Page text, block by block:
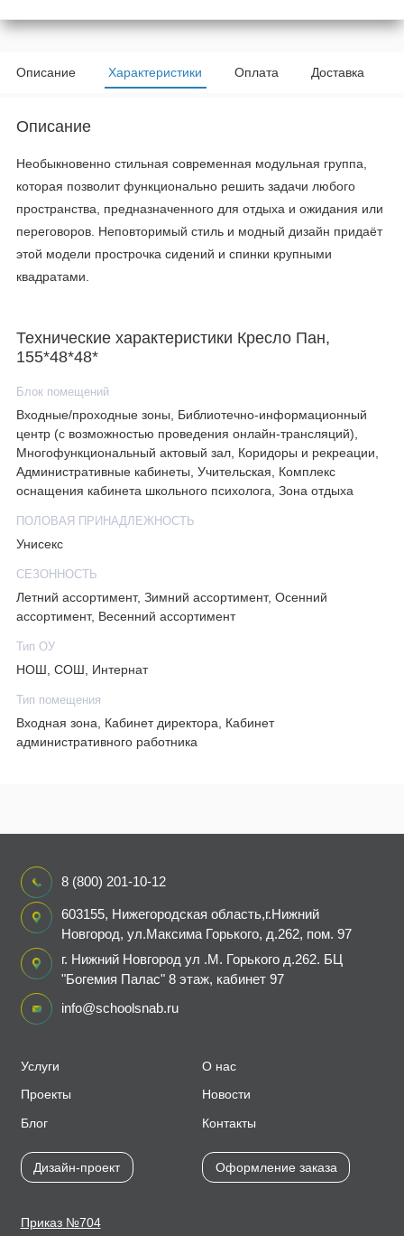
Описание Характеристики Оплата Доставка
Описание
Необыкновенно стильная современная модульная группа,
которая позволит функционально решить задачи любого
пространства, предназначенного для отдыха и ожидания или
переговоров. Неповторимый стиль и модный дизайн придаёт
этой модели прострочка сидений и спинки крупными
квадратами.
Технические характеристики Кресло Пан,
155*48*48*
Блок помещений
Входные/проходные зоны, Библиотечно-информационный
центр (с возможностью проведения онлайн-трансляций),
Многофункциональный актовый зал, Коридоры и рекреации,
Административные кабинеты, Учительская, Комплекс
оснащения кабинета школьного психолога, Зона отдыха
ПОЛОВАЯ ПРИНАДЛЕЖНОСТЬ
Унисекс
СЕЗОННОСТЬ
Летний ассортимент, Зимний ассортимент, Осенний
ассортимент, Весенний ассортимент
Тип ОУ
НОШ, СОШ, Интернат
Тип помещения
Входная зона, Кабинет директора, Кабинет
административного работника
Услуги
Проекты
Блог
Дизайн-проект
О нас
Новости
Контакты
Оформление заказа
Приказ №704
8 (800) 201-10-12
603155, Нижегородская область,г.Нижний
Новгород, ул.Максима Горького, д.262, пом. 97
г. Нижний Новгород ул .М. Горького д.262. БЦ
"Богемия Палас" 8 этаж, кабинет 97
info@schoolsnab.ru